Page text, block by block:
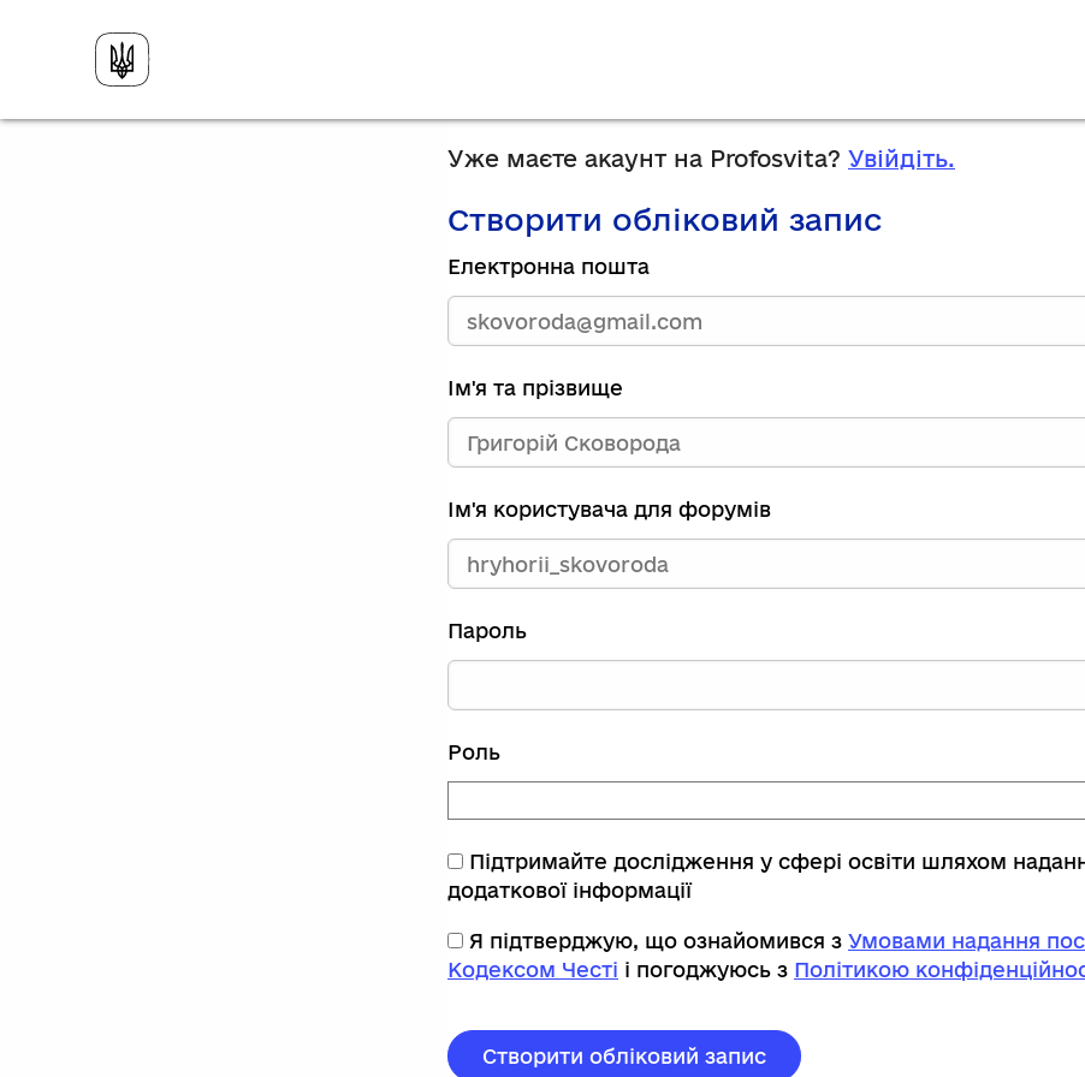
Уже маєте акаунт на Profosvita? Увійдіть.
Створити обліковий запис
Електронна пошта
Ім'я та прізвище
Ім'я користувача для форумів
Пароль
Роль
Підтримайте дослідження у сфері освіти шляхом
додаткової інформації
Я підтверджую, що ознайомився з Умовами надання
Кодексом Честі і погоджуюсь з Політикою
Створити обліковий запис